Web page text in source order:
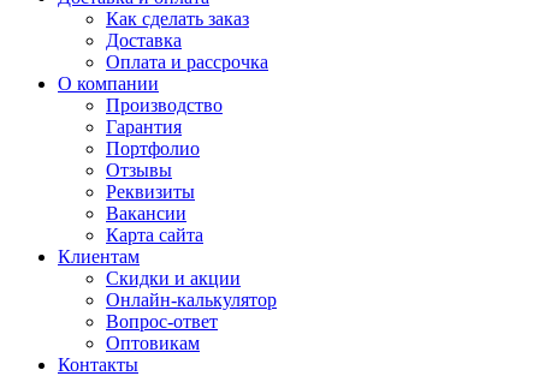
Как сделать заказ
Доставка
Оплата и рассрочка
О компании
Производство
Гарантия
Портфолио
Отзывы
Реквизиты
Вакансии
Карта сайта
Клиентам
Скидки и акции
Онлайн-калькулятор
Вопрос-ответ
Оптовикам
Контакты